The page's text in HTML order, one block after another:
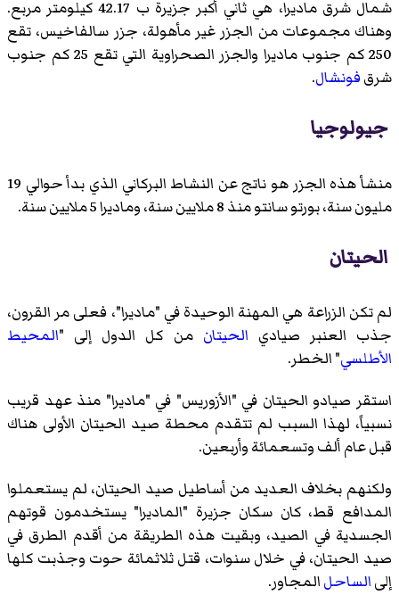
شمال شرق ماديرا، هي ثاني أكبر جزيرة ب 42.17 كيلومتر مربع.
وهناك مجموعات من الجزر غير مأهولة، جزر سالفاخيس، تقع
250 كم جنوب ماديرا والجزر الصحراوية التي تقع 25 كم جنوب
شرقفونشال.
جيولوجيا
منشأ هذه الجزر هو ناتج عن النشاط البركاني الذي بدأ حوالي 19
مليون سنة، بورتو سانتو منذ 8 ملايين سنة، وماديرا 5 ملايين سنة.
الحيتان
لم تكن الزراعة هي المهنة الوحيدة في "ماديرا"، فعلى مر القرون،
جذب العنبر صيادي الحيتان من كل الدول إلى "المحيط
الأطلسي" الخطر.
استقر صيادو الحيتان في "الأزوريس" في "ماديرا" منذ عهد قريب
نسبياً، لهذا السبب لم تتقدم محطة صيد الحيتان الأولى هناك
قبل عام ألف وتسعمائة وأربعين.
ولكنهم بخلاف العديد من أساطيل صيد الحيتان، لم يستعملوا
المدافع قط، كان سكان جزيرة "الماديرا" يستخدمون قوتهم
الجسدية في الصيد، وبقيت هذه الطريقة من أقدم الطرق في
صيد الحيتان، في خلال سنوات، قتل ثلاثمائة حوت وجذبت كلها
إلىالساحلالمجاور.